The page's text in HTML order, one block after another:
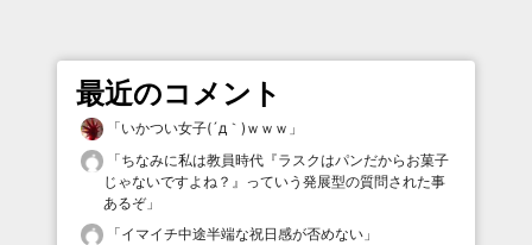
最近のコメント
「いかつい女子(´д｀)ｗｗｗ 」
「ちなみに私は教員時代『ラスクはパンだからお菓子
じゃないですよね？』っていう発展型の質問された事
あるぞ」
「イマイチ中途半端な祝日感が否めない 」